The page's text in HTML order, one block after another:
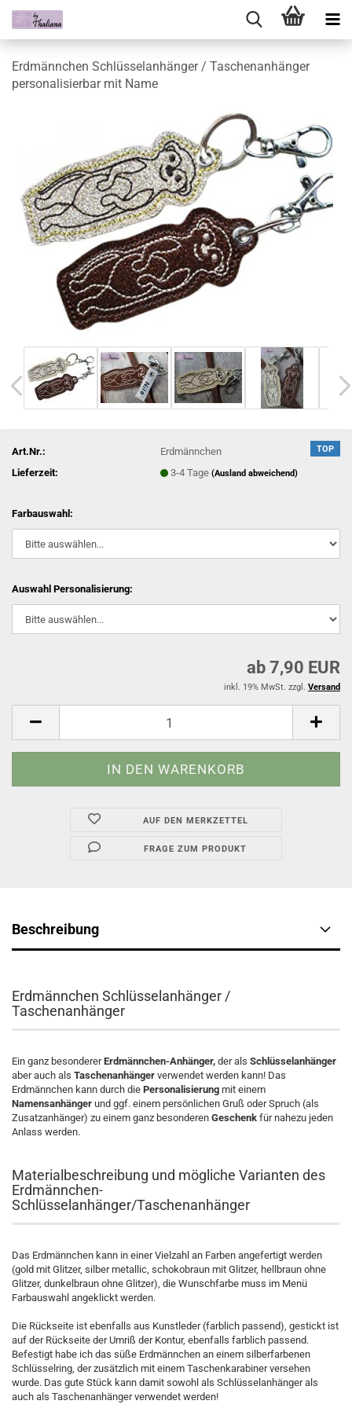
Erdmännchen Schlüsselanhänger / Taschenanhänger
personalisierbar mit Name
TOP
Art.Nr.:
Erdmännchen
Lieferzeit:
3-4 Tage(Ausland abweichend)
Farbauswahl:
Auswahl Personalisierung:
ab 7,90 EUR
inkl. 19% MwSt. zzgl. Versand
AUF DEN MERKZETTEL
FRAGE ZUM PRODUKT
Beschreibung
Erdmännchen Schlüsselanhänger /
Taschenanhänger
Ein ganz besondererErdmännchen-Anhänger, der als Schlüsselanhänger
aber auch als Taschenanhänger verwendet werden kann! Das
Erdmännchen kann durch die Personalisierung mit einem
Namensanhänger und ggf. einem persönlichen Gruß oder Spruch (als
Zusatzanhänger) zu einem ganz besonderen Geschenk für nahezu jeden
Anlass werden.
Materialbeschreibung und mögliche Varianten des
Erdmännchen-
Schlüsselanhänger/Taschenanhänger
Das Erdmännchen kann in einer Vielzahl an Farben angefertigt werden
(gold mit Glitzer, silber metallic, schokobraun mit Glitzer, hellbraun ohne
Glitzer, dunkelbraun ohne Glitzer), die Wunschfarbe muss im Menü
Farbauswahl angeklickt werden.
Die Rückseite ist ebenfalls aus Kunstleder (farblich passend), gestickt ist
auf der Rückseite der Umriß der Kontur, ebenfalls farblich passend.
Befestigt habe ich das süße Erdmännchen an einem silberfarbenen
Schlüsselring, der zusätzlich mit einem Taschenkarabiner versehen
wurde. Das gute Stück kann damit sowohl als Schlüsselanhänger als
auch als Taschenanhänger verwendet werden!